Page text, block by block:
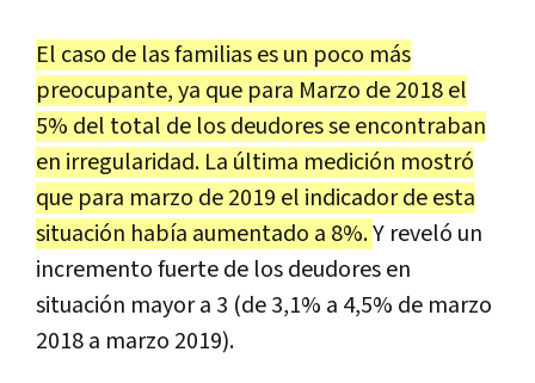
El caso de las familias es un poco más
preocupante, ya que para Marzo de 2018 el
5% del total de los deudores se encontraban
en irregularidad. La última medición mostró
que para marzo de 2019 el indicador de esta
situación había aumentado a 8%.Y reveló un
incremento fuerte de los deudores en
situación mayor a 3 (de 3,1% a 4,5% de marzo
2018 a marzo 2019).